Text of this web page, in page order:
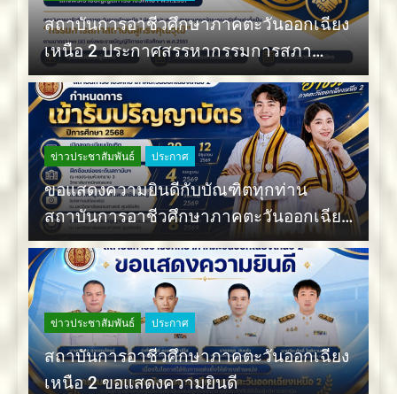
สถาบันการอาชีวศึกษาภาคตะวันออกเฉียง
เหนือ 2 ประกาศสรรหากรรมการสภา
สถาบันผู้ทรงคุณวุฒิ
ข่าวประชาสัมพันธ์ ประกาศ
ขอแสดงความยินดีกับบัณฑิตทุกท่าน
สถาบันการอาชีวศึกษาภาคตะวันออกเฉียง
เหนือ 2
ข่าวประชาสัมพันธ์ ประกาศ
สถาบันการอาชีวศึกษาภาคตะวันออกเฉียง
เหนือ 2 ขอแสดงความยินดี